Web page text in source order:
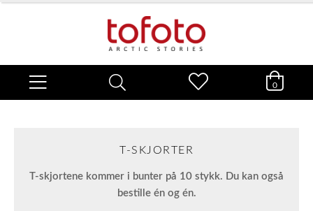
0
T-SKJORTER
T-skjortene kommer i bunter på 10 stykk. Du kan også
bestille én og én.